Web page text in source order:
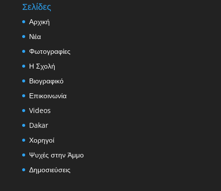
Σελίδες
Αρχική
Νέα
Φωτογραφίες
Η Σχολή
Βιογραφικό
Επικοινωνία
Videos
Dakar
Χορηγοί
Ψυχές στην Άμμο
Δημοσιεύσεις